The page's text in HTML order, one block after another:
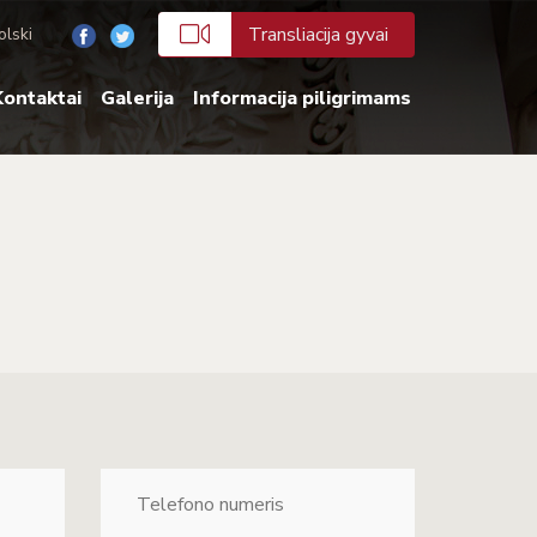
Transliacija gyvai
Galerija
Informacija piligrimams